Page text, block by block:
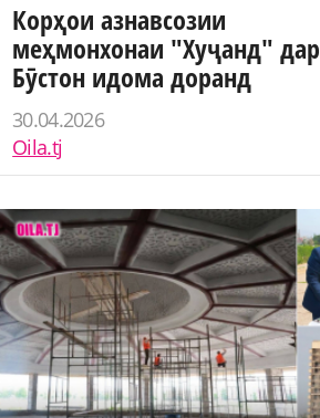
Корҳои азнавсозии
меҳмонхонаи "Хуҷанд" дар
Бӯстон идома доранд
30.04.2026
Oila.tj